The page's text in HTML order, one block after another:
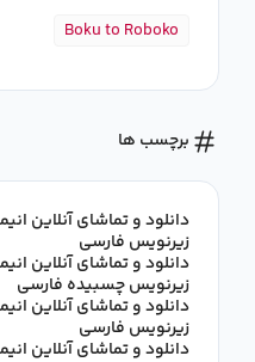
Boku to Roboko
برچسب ها
زیرنویس فارسی
زیرنویس چسبیده فارسی
زیرنویس فارسی